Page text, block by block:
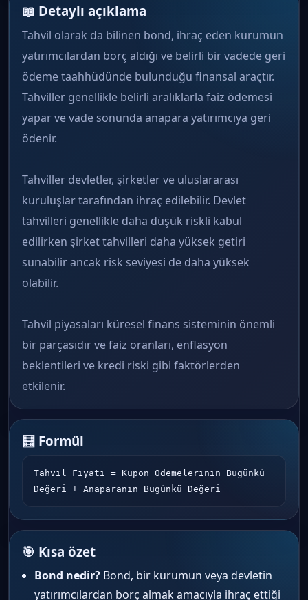
📖 Detaylı açıklama
Tahvil olarak da bilinen bond, ihraç eden kurumun
yatırımcılardan borç aldığı ve belirli bir vadede geri
ödeme taahhüdünde bulunduğu finansal araçtır.
Tahviller genellikle belirli aralıklarla faiz ödemesi
yapar ve vade sonunda anapara yatırımcıya geri
ödenir.
Tahviller devletler, şirketler ve uluslararası
kuruluşlar tarafından ihraç edilebilir. Devlet
tahvilleri genellikle daha düşük riskli kabul
edilirken şirket tahvilleri daha yüksek getiri
sunabilir ancak risk seviyesi de daha yüksek
olabilir.
Tahvil piyasaları küresel finans sisteminin önemli
bir parçasıdır ve faiz oranları, enflasyon
beklentileri ve kredi riski gibi faktörlerden
etkilenir.
🧮 Formül
Tahvil Fiyatı = Kupon Ödemelerinin Bugünkü
Değeri + Anaparanın Bugünkü Değeri
🎯 Kısa özet
Bond nedir? Bond, bir kurumun veya devletin
yatırımcılardan borç almak amacıyla ihraç ettiği